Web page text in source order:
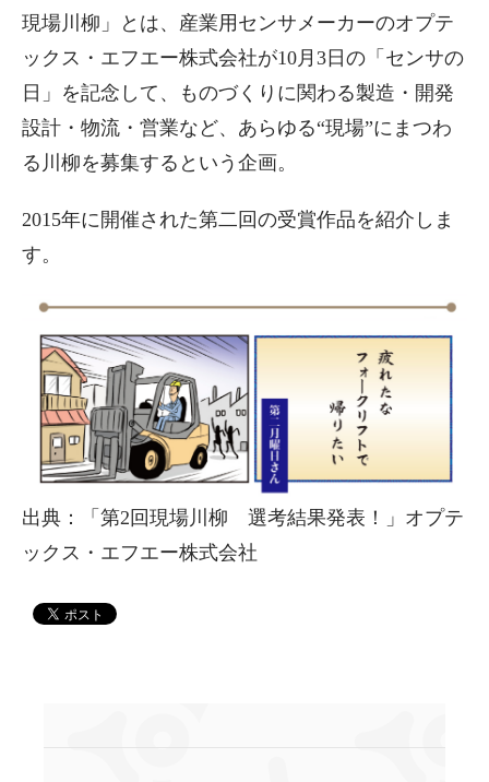
現場川柳」とは、産業用センサメーカーのオプテ
ックス・エフエー株式会社が10月3日の「センサの
日」を記念して、ものづくりに関わる製造・開発
設計・物流・営業など、あらゆる“現場”にまつわ
る川柳を募集するという企画。
2015年に開催された第二回の受賞作品を紹介しま
す。
出典：「第2回現場川柳 選考結果発表！」オプテ
ックス・エフエー株式会社